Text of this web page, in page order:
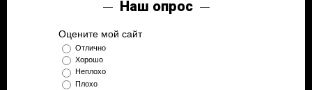
Наш опрос
Оцените мой сайт
Отлично
Хорошо
Неплохо
Плохо